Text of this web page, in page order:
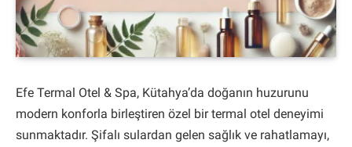
Efe Termal Otel & Spa, Kütahya’da doğanın huzurunu
modern konforla birleştiren özel bir termal otel deneyimi
sunmaktadır. Şifalı sulardan gelen sağlık ve rahatlamayı,